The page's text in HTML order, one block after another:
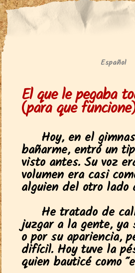
Español
El que le pegaba
(para que
Hoy, en el
bañarme, entró un
visto antes. Su voz
volumen era casi
alguien del otro lado
He tratado de
juzgar a la gente, ya
o por su apariencia,
difícil. Hoy tuve la
quien bauticé como